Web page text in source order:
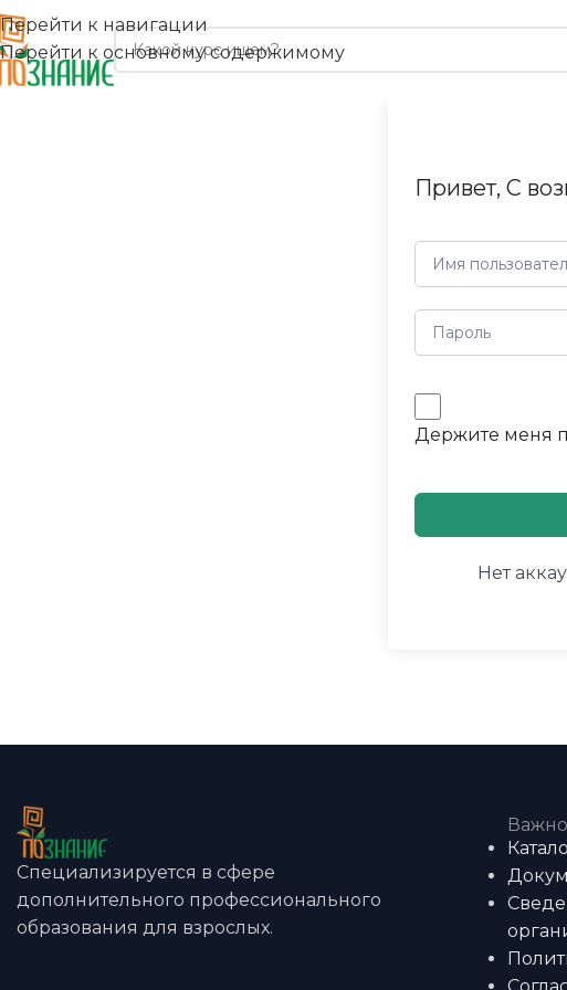
Перейти к навигации
Перейти к основному содержимому
Привет, С
Держите меня
Нет
Специализируется в сфере
дополнительного профессионального
образования для взрослых.